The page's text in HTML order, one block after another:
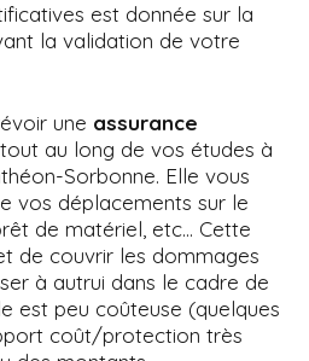
est donnée sur la
la validation de votre
une assurance
tout au long de vos études à
Sorbonne. Elle vous
vos déplacements sur le
de matériel, etc... Cette
de couvrir les dommages
à autrui dans le cadre de
est peu coûteuse (quelques
coût/protection très